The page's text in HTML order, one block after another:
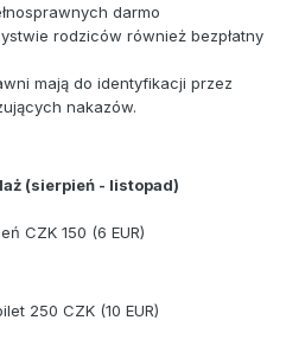
darmo
rodziców również bezpłatny
mają do identyfikacji przez
nakazów.
(sierpień - listopad)
CZK 150 (6 EUR)
250 CZK (10 EUR)